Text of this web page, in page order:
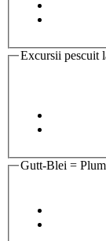
Excursii pescuit
Gutt-Blei =